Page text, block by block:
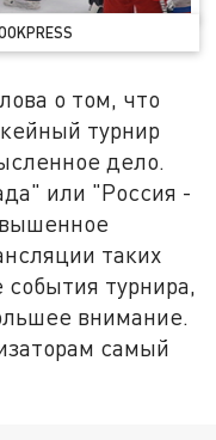
о том, что
турнир
дело.
или "Россия -
таких
турнира,
внимание.
самый